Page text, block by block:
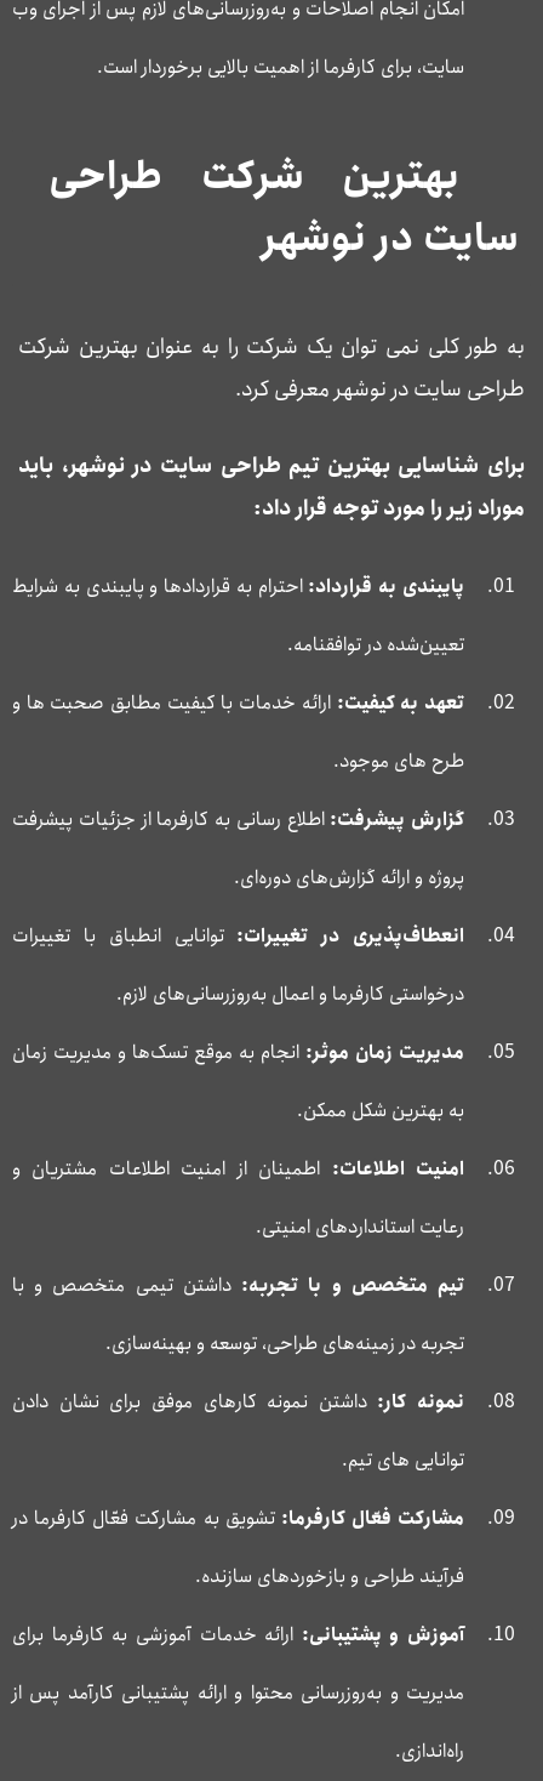
امکان انجام اصلاحات و به‌روزرسانی‌های لازم پس از اجرای وب
سایت، برای کارفرما از اهمیت بالایی برخوردار است.
بهترین شرکت طراحی
سایت در نوشهر
به طور کلی نمی توان یک شرکت را به عنوان بهترین شرکت
طراحی سایت در نوشهر معرفی کرد.
برای شناسایی بهترین تیم طراحی سایت در نوشهر، باید
موراد زیر را مورد توجه قرار داد:
پایبندی به قرارداد: احترام به قراردادها و پایبندی به شرایط
تعیین‌شده در توافقنامه.
تعهد به کیفیت: ارائه خدمات با کیفیت مطابق صحبت ها و
طرح های موجود.
گزارش پیشرفت: اطلاع رسانی به کارفرما از جزئیات پیشرفت
پروژه و ارائه گزارش‌های دوره‌ای.
انعطاف‌پذیری در تغییرات: توانایی انطباق با تغییرات
درخواستی کارفرما و اعمال به‌روزرسانی‌های لازم.
مدیریت زمان موثر: انجام به موقع تسک‌ها و مدیریت زمان
به بهترین شکل ممکن.
امنیت اطلاعات: اطمینان از امنیت اطلاعات مشتریان و
رعایت استانداردهای امنیتی.
تیم متخصص و با تجربه: داشتن تیمی متخصص و با
تجربه در زمینه‌های طراحی، توسعه و بهینه‌سازی.
نمونه کار: داشتن نمونه کارهای موفق برای نشان دادن
توانایی های تیم.
مشارکت فعّال کارفرما: تشویق به مشارکت فعّال کارفرما در
فرآیند طراحی و بازخوردهای سازنده.
آموزش و پشتیبانی: ارائه خدمات آموزشی به کارفرما برای
مدیریت و به‌روزرسانی محتوا و ارائه پشتیبانی کارآمد پس از
راه‌اندازی.